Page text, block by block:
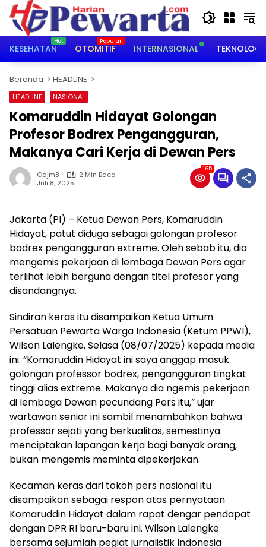
Langsung
konten
KESEHATAN
OTOMITIF INTERNASIONAL TEKNOLOGI
Beranda HEADLINE
HEADLINE NASIONAL
Komaruddin Hidayat Golongan
Profesor Bodrex Pengangguran,
Makanya Cari Kerja di Dewan Pers
Oajm8
2 Min Baca
Juli 8, 2025
165
Jakarta (PI) – Ketua Dewan Pers, Komaruddin
Hidayat, patut diduga sebagai golongan profesor
bodrex pengangguran extreme. Oleh sebab itu, dia
mengemis pekerjaan di lembaga Dewan Pers agar
terlihat lebih berguna dengan titel profesor yang
disandangnya.
Sindiran keras itu disampaikan Ketua Umum
Persatuan Pewarta Warga Indonesia (Ketum PPWI),
Wilson Lalengke, Selasa (08/07/2025) kepada media
ini. “Komaruddin Hidayat ini saya anggap masuk
golongan professor bodrex, pengangguran tingkat
tinggi alias extreme. Makanya dia ngemis pekerjaan
di lembaga Dewan pecundang Pers itu,” ujar
wartawan senior ini sambil menambahkan bahwa
professor sejati yang berkualitas, semestinya
menciptakan lapangan kerja bagi banyak orang,
bukan mengemis meminta dipekerjakan.
Kecaman keras dari tokoh pers nasional itu
disampaikan sebagai respon atas pernyataan
Komaruddin Hidayat dalam rapat dengar pendapat
dengan DPR RI baru-baru ini. Wilson Lalengke
bersama sejumlah pegiat jurnalistik Indonesia